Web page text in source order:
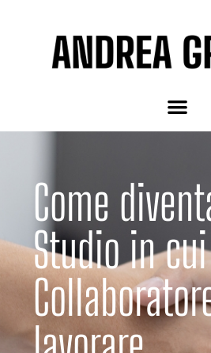
Come
Studio in